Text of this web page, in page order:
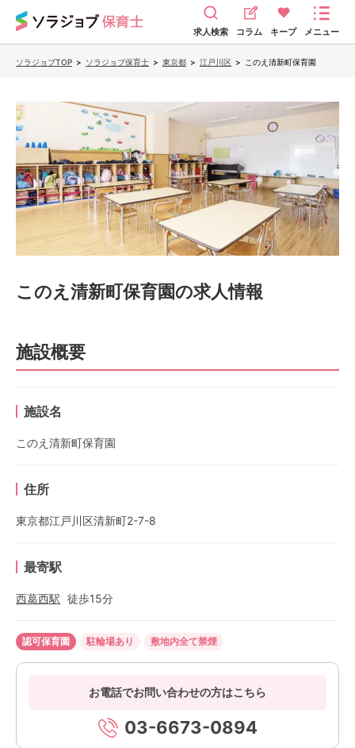
求人検索 コラム キープ メニュー
ソラジョブTOP > ソラジョブ保育士 > 東京都 > 江戸川区 > このえ清新町保育園
このえ清新町保育園の求人情報
施設概要
施設名
このえ清新町保育園
住所
東京都江戸川区清新町2-7-8
最寄駅
西葛西駅 徒歩15分
認可保育園 駐輪場あり 敷地内全て禁煙
お電話でお問い合わせの方はこちら
03-6673-0894